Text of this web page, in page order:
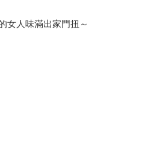
女人味滿出家門扭～